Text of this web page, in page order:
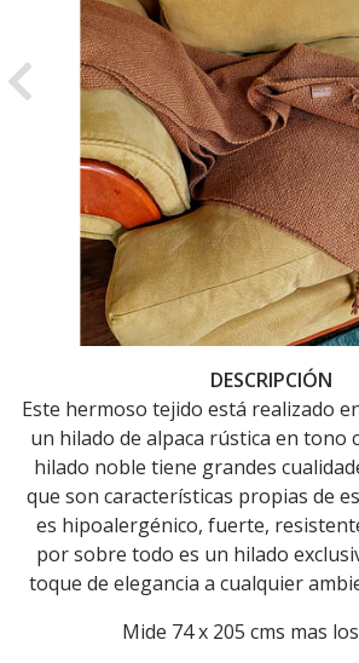
Previous
DESCRIPCIÓN
Este hermoso tejido está realizado
un hilado de alpaca rústica en tono
hilado noble tiene grandes
que son características propias de
es hipoalergénico, fuerte,
por sobre todo es un hilado
toque de elegancia a cualquier
Mide 74 x 205 cms mas